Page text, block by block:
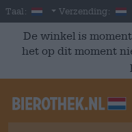
Skip to main content
Taal: Dutch
Verzending:
De winkel is
het op dit moment